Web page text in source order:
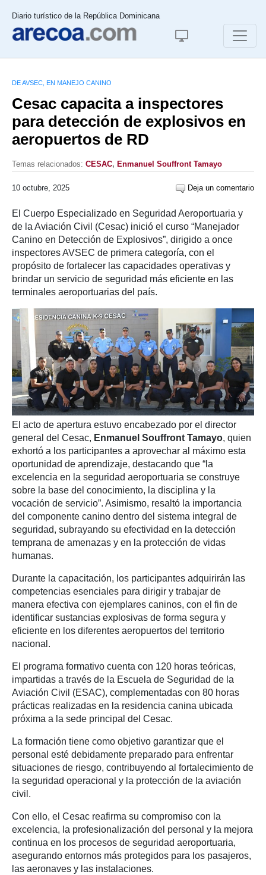
Diario turístico de la República Dominicana
DE AVSEC, EN MANEJO CANINO
Cesac capacita a inspectores
para detección de explosivos en
aeropuertos de RD
Temas relacionados: CESAC, Enmanuel Souffront Tamayo
10 octubre, 2025 Deja un comentario
El Cuerpo Especializado en Seguridad Aeroportuaria y
de la Aviación Civil (Cesac) inició el curso “Manejador
Canino en Detección de Explosivos”, dirigido a once
inspectores AVSEC de primera categoría, con el
propósito de fortalecer las capacidades operativas y
brindar un servicio de seguridad más eficiente en las
terminales aeroportuarias del país.
El acto de apertura estuvo encabezado por el director
general del Cesac, Enmanuel Souffront Tamayo, quien
exhortó a los participantes a aprovechar al máximo esta
oportunidad de aprendizaje, destacando que “la
excelencia en la seguridad aeroportuaria se construye
sobre la base del conocimiento, la disciplina y la
vocación de servicio”. Asimismo, resaltó la importancia
del componente canino dentro del sistema integral de
seguridad, subrayando su efectividad en la detección
temprana de amenazas y en la protección de vidas
humanas.
Durante la capacitación, los participantes adquirirán las
competencias esenciales para dirigir y trabajar de
manera efectiva con ejemplares caninos, con el fin de
identificar sustancias explosivas de forma segura y
eficiente en los diferentes aeropuertos del territorio
nacional.
El programa formativo cuenta con 120 horas teóricas,
impartidas a través de la Escuela de Seguridad de la
Aviación Civil (ESAC), complementadas con 80 horas
prácticas realizadas en la residencia canina ubicada
próxima a la sede principal del Cesac.
La formación tiene como objetivo garantizar que el
personal esté debidamente preparado para enfrentar
situaciones de riesgo, contribuyendo al fortalecimiento de
la seguridad operacional y la protección de la aviación
civil.
Con ello, el Cesac reafirma su compromiso con la
excelencia, la profesionalización del personal y la mejora
continua en los procesos de seguridad aeroportuaria,
asegurando entornos más protegidos para los pasajeros,
las aeronaves y las instalaciones.